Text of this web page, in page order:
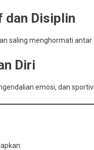
dan Disiplin
saling menghormati antar
Diri
emosi, dan